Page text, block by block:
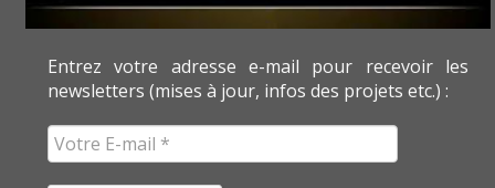
Entrez votre adresse e-mail pour recevoir les
newsletters (mises à jour, infos des projets etc.) :